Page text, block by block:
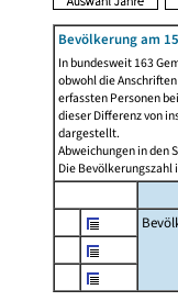
Bevölkerung am
In bundesweit 163
obwohl die
erfassten Personen
dieser Differenz von
dargestellt.
Abweichungen in den
Die